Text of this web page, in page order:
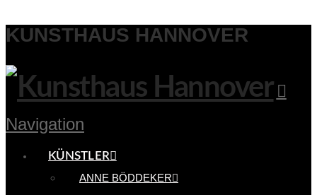
KUNSTHAUS HANNOVER
Navigation
KÜNSTLER
ANNE BÖDDEKER